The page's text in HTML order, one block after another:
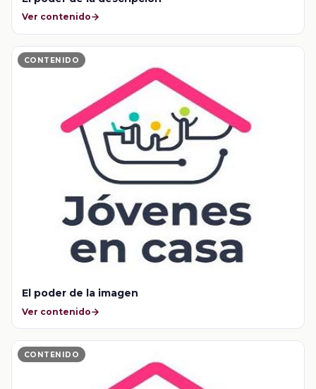
Ver contenido
CONTENIDO
El poder de la imagen
Ver contenido
CONTENIDO